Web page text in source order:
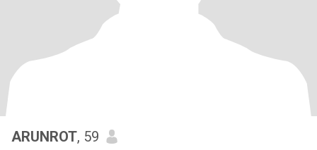
ARUNROT, 59